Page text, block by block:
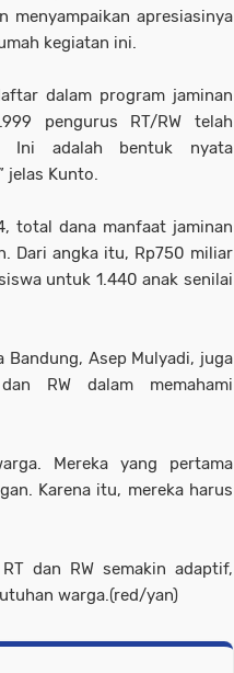
apresiasinya
kegiatan ini.
dalam program jaminan
pengurus RT/RW telah
Ini adalah bentuk nyata
jelas Kunto.
total dana manfaat jaminan
Dari angka itu, Rp750 miliar
untuk 1.440 anak senilai
Bandung, Asep Mulyadi, juga
RW dalam memahami
Mereka yang pertama
Karena itu, mereka harus
dan RW semakin adaptif,
warga.(red/yan)